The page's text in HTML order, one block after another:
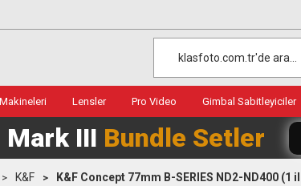
Lensler Pro Video Gimbal Sabitleyiciler
Mark III Bundle Setler
K&F K&F Concept 77mm B-SERIES ND2-ND400 (1